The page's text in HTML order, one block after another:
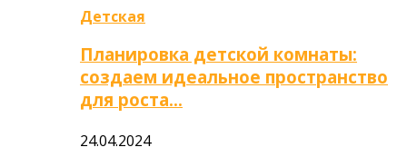
Детская
Планировка детской комнаты:
создаем идеальное пространство
для роста…
24.04.2024